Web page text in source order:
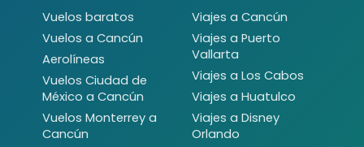
Vuelos baratos
Vuelos a Cancún
Aerolíneas
Vuelos Ciudad de
México a Cancún
Vuelos Monterrey a
Cancún
Viajes a Cancún
Viajes a Puerto
Vallarta
Viajes a Los Cabos
Viajes a Huatulco
Viajes a Disney
Orlando